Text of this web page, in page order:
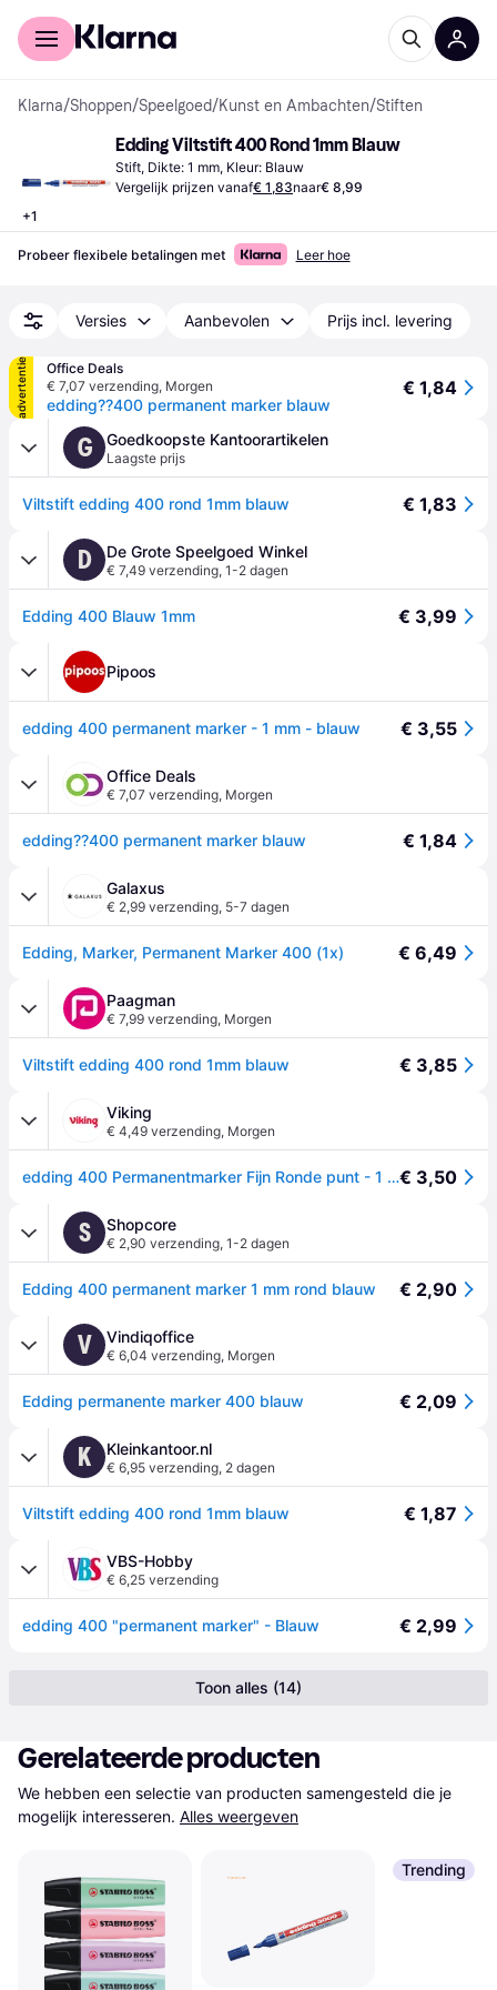
Voor shoppers
Klarna/Shoppen/Speelgoed/Kunst en Ambachten/Stiften
+1
Edding Viltstift 400 Rond 1mm Blauw
Stift, Dikte: 1 mm, Kleur: Blauw
Vergelijk prijzen vanaf€ 1,83naar€ 8,99
Probeer flexibele betalingen met Leer hoe
Versies Aanbevolen Prijs incl. levering
advertentie
Office Deals
€ 7,07 verzending, Morgen
edding??400 permanent marker blauw
€ 1,84
G Goedkoopste Kantoorartikelen
Laagste prijs
Viltstift edding 400 rond 1mm blauw € 1,83
D De Grote Speelgoed Winkel
€ 7,49 verzending, 1-2 dagen
Edding 400 Blauw 1mm € 3,99
Pipoos
edding 400 permanent marker - 1 mm - blauw € 3,55
Office Deals
€ 7,07 verzending, Morgen
edding??400 permanent marker blauw € 1,84
Galaxus
€ 2,99 verzending, 5-7 dagen
Edding, Marker, Permanent Marker 400 (1x) € 6,49
Paagman
€ 7,99 verzending, Morgen
Viltstift edding 400 rond 1mm blauw € 3,85
Viking
€ 4,49 verzending, Morgen
edding 400 Permanentmarker Fijn Ronde punt - 1 mm Blauw Navulbaar Waterbestendig€ 3,50
S Shopcore
€ 2,90 verzending, 1-2 dagen
Edding 400 permanent marker 1 mm rond blauw € 2,90
V Vindiqoffice
€ 6,04 verzending, Morgen
Edding permanente marker 400 blauw € 2,09
K Kleinkantoor.nl
€ 6,95 verzending, 2 dagen
Viltstift edding 400 rond 1mm blauw € 1,87
VBS-Hobby
€ 6,25 verzending
edding 400 "permanent marker" - Blauw € 2,99
Toon alles (14)
Gerelateerde producten
We hebben een selectie van producten samengesteld die je
mogelijk interesseren. Alles weergeven
Trending